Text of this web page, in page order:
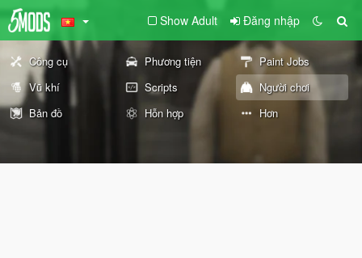
Show Adult Đăng nhập
Công cụ Phương tiện
Paint Jobs
Vũ khí
Scripts
Người chơi
Bản đồ
Hỗn hợp Hơn